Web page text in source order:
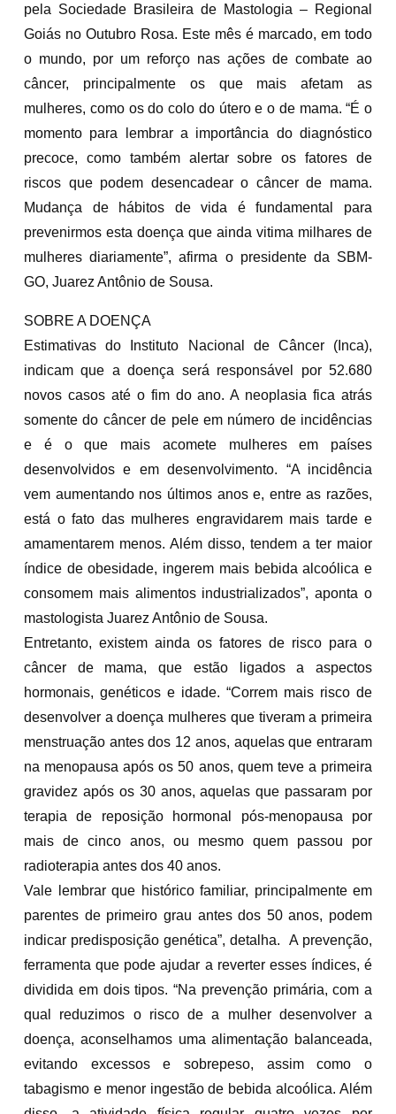
pela Sociedade Brasileira de Mastologia – Regional
Goiás no Outubro Rosa. Este mês é marcado, em todo
o mundo, por um reforço nas ações de combate ao
câncer, principalmente os que mais afetam as
mulheres, como os do colo do útero e o de mama. “É o
momento para lembrar a importância do diagnóstico
precoce, como também alertar sobre os fatores de
riscos que podem desencadear o câncer de mama.
Mudança de hábitos de vida é fundamental para
prevenirmos esta doença que ainda vitima milhares de
mulheres diariamente”, afirma o presidente da SBM-
GO, Juarez Antônio de Sousa.
SOBRE A DOENÇA
Estimativas do Instituto Nacional de Câncer (Inca),
indicam que a doença será responsável por 52.680
novos casos até o fim do ano. A neoplasia fica atrás
somente do câncer de pele em número de incidências
e é o que mais acomete mulheres em países
desenvolvidos e em desenvolvimento. “A incidência
vem aumentando nos últimos anos e, entre as razões,
está o fato das mulheres engravidarem mais tarde e
amamentarem menos. Além disso, tendem a ter maior
índice de obesidade, ingerem mais bebida alcoólica e
consomem mais alimentos industrializados”, aponta o
mastologista Juarez Antônio de Sousa.
Entretanto, existem ainda os fatores de risco para o
câncer de mama, que estão ligados a aspectos
hormonais, genéticos e idade. “Correm mais risco de
desenvolver a doença mulheres que tiveram a primeira
menstruação antes dos 12 anos, aquelas que entraram
na menopausa após os 50 anos, quem teve a primeira
gravidez após os 30 anos, aquelas que passaram por
terapia de reposição hormonal pós-menopausa por
mais de cinco anos, ou mesmo quem passou por
radioterapia antes dos 40 anos.
Vale lembrar que histórico familiar, principalmente em
parentes de primeiro grau antes dos 50 anos, podem
indicar predisposição genética”, detalha. A prevenção,
ferramenta que pode ajudar a reverter esses índices, é
dividida em dois tipos. “Na prevenção primária, com a
qual reduzimos o risco de a mulher desenvolver a
doença, aconselhamos uma alimentação balanceada,
evitando excessos e sobrepeso, assim como o
tabagismo e menor ingestão de bebida alcoólica. Além